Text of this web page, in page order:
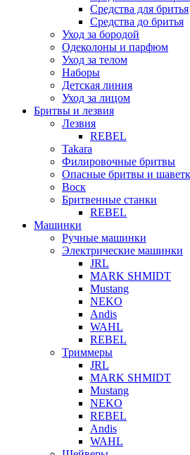
Средства для бритья
Средства до бритья
Уход за бородой
Одеколоны и парфюм
Уход за телом
Наборы
Детская линия
Уход за лицом
Бритвы и лезвия
Лезвия
REBEL
Takara
Филировочные бритвы
Опасные бритвы и
Воск
Бритвенные станки
REBEL
Машинки
Ручные машинки
Электрические машинки
JRL
MARK SHMIDT
Mustang
NEKO
Andis
WAHL
REBEL
Триммеры
JRL
MARK SHMIDT
Mustang
NEKO
REBEL
Andis
WAHL